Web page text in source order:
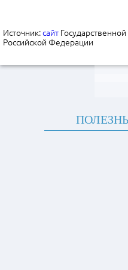
Источник:сайт
Российской Федерации